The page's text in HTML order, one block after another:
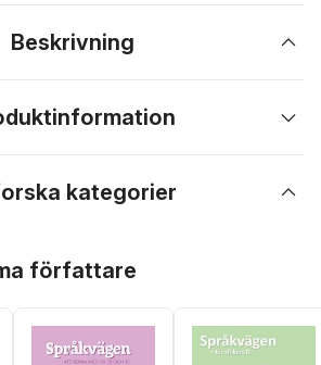
Beskrivning
kategorier
författare